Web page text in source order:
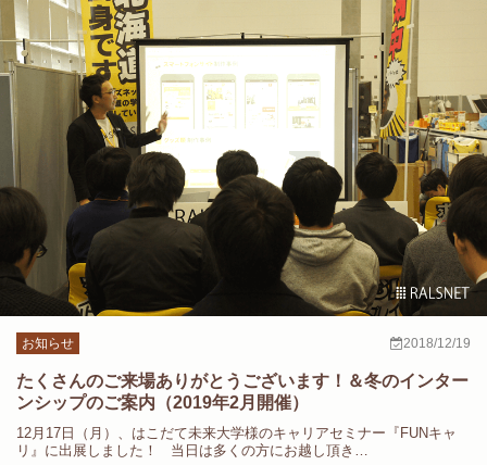
お知らせ 2018/12/19
たくさんのご来場ありがとうございます！＆冬のインター
ンシップのご案内（2019年2月開催）
12月17日（月）、はこだて未来大学様のキャリアセミナー『FUNキャ
リ』に出展しました！ 当日は多くの方にお越し頂き…